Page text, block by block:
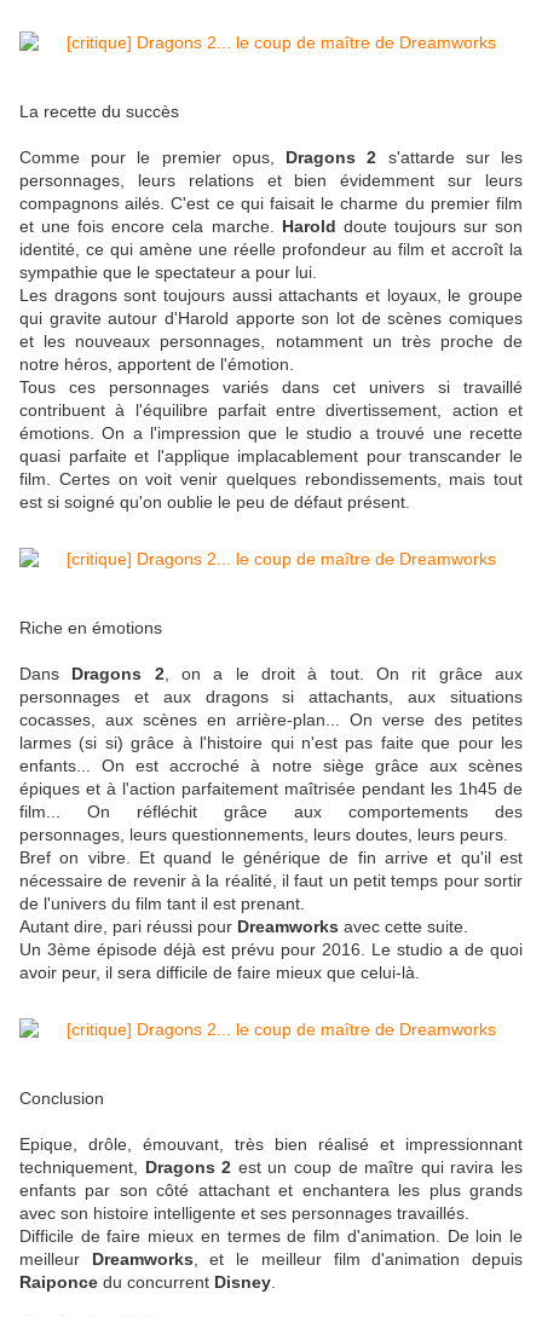
La recette du succès
Comme pour le premier opus, Dragons 2 s'attarde sur les
personnages, leurs relations et bien évidemment sur leurs
compagnons ailés. C'est ce qui faisait le charme du premier film
et une fois encore cela marche. Harold doute toujours sur son
identité, ce qui amène une réelle profondeur au film et accroît la
sympathie que le spectateur a pour lui.
Les dragons sont toujours aussi attachants et loyaux, le groupe
qui gravite autour d'Harold apporte son lot de scènes comiques
et les nouveaux personnages, notamment un très proche de
notre héros, apportent de l'émotion.
Tous ces personnages variés dans cet univers si travaillé
contribuent à l'équilibre parfait entre divertissement, action et
émotions. On a l'impression que le studio a trouvé une recette
quasi parfaite et l'applique implacablement pour transcander le
film. Certes on voit venir quelques rebondissements, mais tout
est si soigné qu'on oublie le peu de défaut présent.
Riche en émotions
Dans Dragons 2, on a le droit à tout. On rit grâce aux
personnages et aux dragons si attachants, aux situations
cocasses, aux scènes en arrière-plan... On verse des petites
larmes (si si) grâce à l'histoire qui n'est pas faite que pour les
enfants... On est accroché à notre siège grâce aux scènes
épiques et à l'action parfaitement maîtrisée pendant les 1h45 de
film... On réfléchit grâce aux comportements des
personnages, leurs questionnements, leurs doutes, leurs peurs.
Bref on vibre. Et quand le générique de fin arrive et qu'il est
nécessaire de revenir à la réalité, il faut un petit temps pour sortir
de l'univers du film tant il est prenant.
Autant dire, pari réussi pour Dreamworks avec cette suite.
Un 3ème épisode déjà est prévu pour 2016. Le studio a de quoi
avoir peur, il sera difficile de faire mieux que celui-là.
Conclusion
Epique, drôle, émouvant, très bien réalisé et impressionnant
techniquement, Dragons 2 est un coup de maître qui ravira les
enfants par son côté attachant et enchantera les plus grands
avec son histoire intelligente et ses personnages travaillés.
Difficile de faire mieux en termes de film d'animation. De loin le
meilleur Dreamworks , et le meilleur film d'animation depuis
Raiponce du concurrent Disney